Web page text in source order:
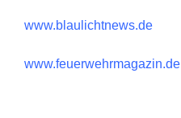
www.blaulichtnews.de
www.feuerwehrmagazin.de